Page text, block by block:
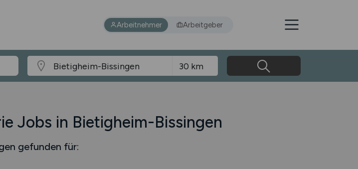
Arbeitnehmer Arbeitgeber
Jobs in Bietigheim-Bissingen
gefunden für: